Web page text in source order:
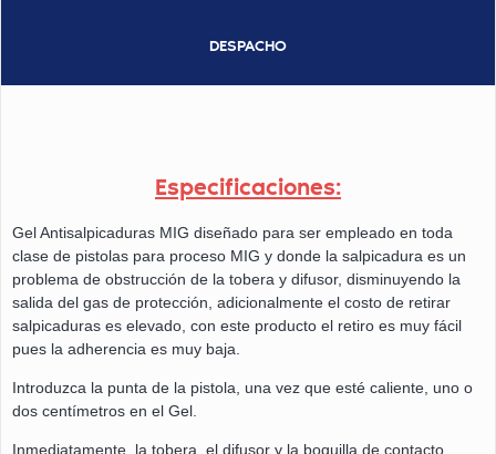
DESPACHO
Especificaciones:
Gel Antisalpicaduras MIG diseñado para ser empleado en toda
clase de pistolas para proceso MIG y donde la salpicadura es un
problema de obstrucción de la tobera y difusor, disminuyendo la
salida del gas de protección, adicionalmente el costo de retirar
salpicaduras es elevado, con este producto el retiro es muy fácil
pues la adherencia es muy baja.
Introduzca la punta de la pistola, una vez que esté caliente, uno o
dos centímetros en el Gel.
Inmediatamente, la tobera, el difusor y la boquilla de contacto